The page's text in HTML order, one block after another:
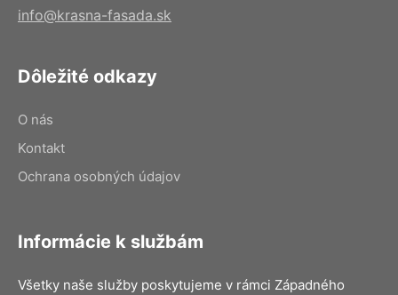
info@krasna-fasada.sk
Dôležité odkazy
O nás
Kontakt
Ochrana osobných údajov
Informácie k službám
Všetky naše služby poskytujeme v rámci Západného